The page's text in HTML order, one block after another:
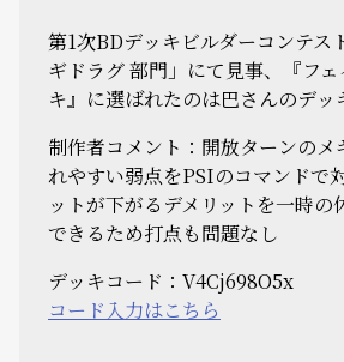
第1次BDデッキビルダーコンテス
ギドラグ 部門」にて見事、『フ
キ』に選ばれたのは巴さんのデッ
制作者コメント：開放ターンのメ
れやすい弱点をPSIのコマンドで
ットが下がるデメリットを一時の
できるため打点も問題なし
デッキコード：V4Cj698O5x
コード入力はこちら